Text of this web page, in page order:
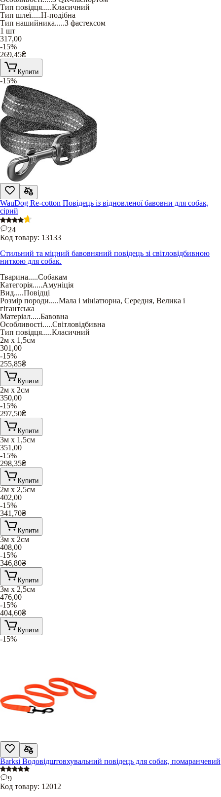
Тип повідця.....Класичний
Тип шлеї.....Н-подібна
Тип нашийника.....З фастексом
1 шт
317,00
-15%
269,45₴
Купити
-15%
WauDog Re-cotton Повідець із відновленої бавовни для собак,
сірий
24
Код товару: 13133
Стильний та міцний бавовняний повідець зі світловідбивною
ниткою для собак.
Тварина.....Собакам
Категорія.....Амуніція
Вид.....Повідці
Розмір породи.....Мала і мініатюрна, Середня, Велика і
гігантська
Матеріал.....Бавовна
Особливості.....Світловідбивна
Тип повідця.....Класичний
2м х 1,5см
301,00
-15%
255,85₴
Купити
2м х 2см
350,00
-15%
297,50₴
Купити
3м х 1,5см
351,00
-15%
298,35₴
Купити
2м х 2,5см
402,00
-15%
341,70₴
Купити
3м х 2см
408,00
-15%
346,80₴
Купити
3м х 2,5см
476,00
-15%
404,60₴
Купити
-15%
Barksi Водовідштовхувальний повідець для собак, помаранчевий
9
Код товару: 12012